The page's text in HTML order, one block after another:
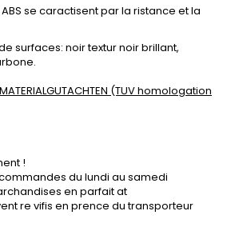
se caractisent par la ristance et la
surfaces: noir textur noir brillant,
(TUV homologation
!
du lundi au samedi
en parfait at
re vifis en prence du transporteur